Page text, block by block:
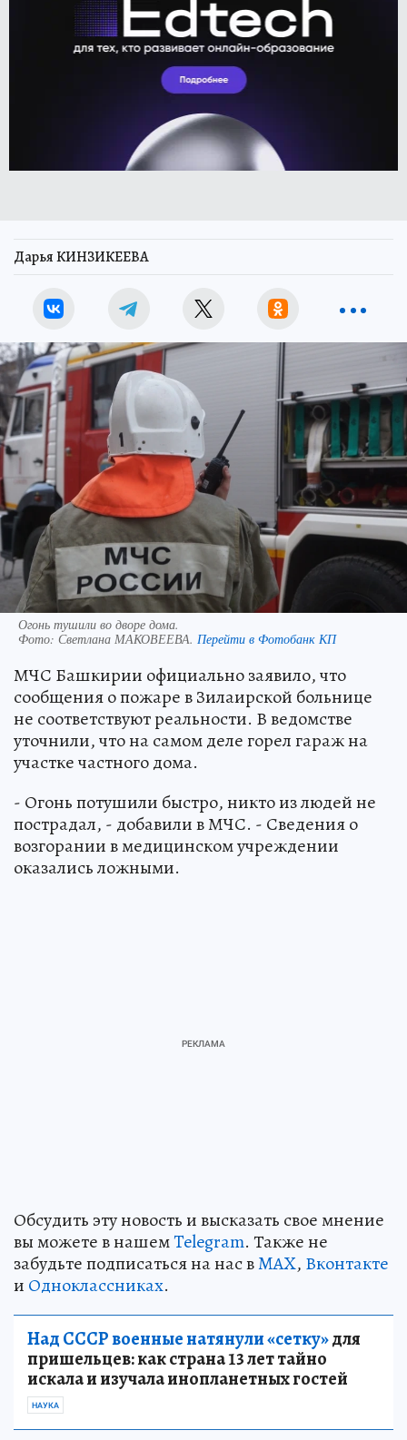
Дарья КИНЗИКЕЕВА
Огонь тушили во дворе дома.
Фото: Светлана МАКОВЕЕВА. Перейти в Фотобанк КП
МЧС Башкирии официально заявило, что
сообщения о пожаре в Зилаирской больнице
не соответствуют реальности. В ведомстве
уточнили, что на самом деле горел гараж на
участке частного дома.
- Огонь потушили быстро, никто из людей не
пострадал, - добавили в МЧС. - Сведения о
возгорании в медицинском учреждении
оказались ложными.
Обсудить эту новость и высказать свое мнение
вы можете в нашемTelegram. Также не
забудьте подписаться на нас вMAX, Вконтакте
и Одноклассниках.
Над СССР военные натянули «сетку»для
пришельцев: как страна 13 лет тайно
искала и изучала инопланетных гостей
НАУКА